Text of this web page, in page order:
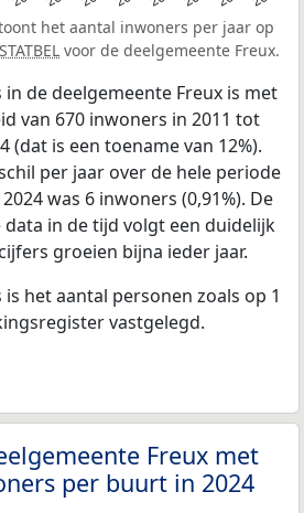
het aantal inwoners per jaar op
STATBEL voor de deelgemeente Freux.
de deelgemeente Freux is met
van 670 inwoners in 2011 tot
(dat is een toename van 12%).
per jaar over de hele periode
was 6 inwoners (0,91%). De
in de tijd volgt een duidelijk
groeien bijna ieder jaar.
het aantal personen zoals op 1
vastgelegd.
Freux met
per buurt in 2024